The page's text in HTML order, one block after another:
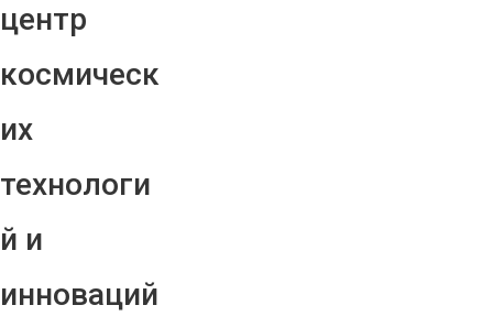
центр
космическ
их
технологи
й и
инноваций